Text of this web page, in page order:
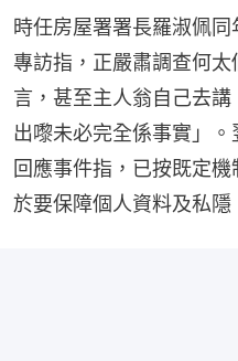
時任房屋署署長羅淑佩同
專訪指，正嚴肅調查何
言，甚至主人翁自己去
出嚟未必完全係事實」
回應事件指，已按既定
於要保障個人資料及私隱